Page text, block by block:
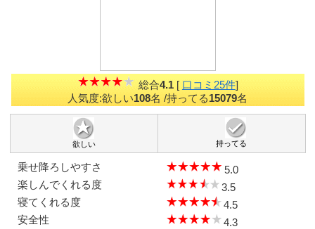
総合4.1[口コミ25件]
人気度:欲しい108名 /持ってる15079名
欲しい 持ってる
乗せ降ろしやすさ
5.0
楽しんでくれる度
3.5
寝てくれる度
4.5
安全性
4.3